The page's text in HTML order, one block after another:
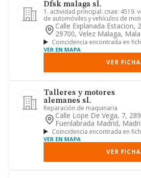
Dfsk malaga sl.
1. actividad principal: cnae: 4519.
de automóviles y vehículos de
ligeros. 2. otras act...
Calle Explanada Estacion,
29700, Velez Malaga,
Coincidencia encontrada en
VER EN MAPA
VER FICHA
Talleres y motores
alemanes sl.
Reparación de maquinaria
Calle Lope De Vega, 7,
Fuenlabrada Madrid,
Coincidencia encontrada en
VER EN MAPA
VER FICHA